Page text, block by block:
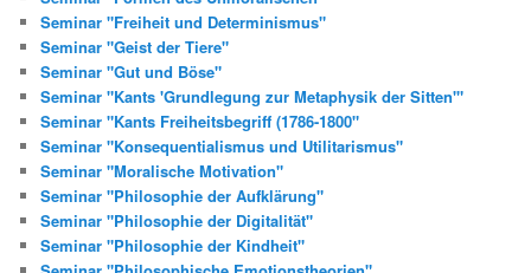
Seminar "Freiheit und Determinismus"
Seminar "Geist der Tiere"
Seminar "Gut und Böse"
Seminar "Kants 'Grundlegung zur Metaphysik der Sitten'"
Seminar "Kants Freiheitsbegriff (1786-1800"
Seminar "Konsequentialismus und Utilitarismus"
Seminar "Moralische Motivation"
Seminar "Philosophie der Aufklärung"
Seminar "Philosophie der Digitalität"
Seminar "Philosophie der Kindheit"